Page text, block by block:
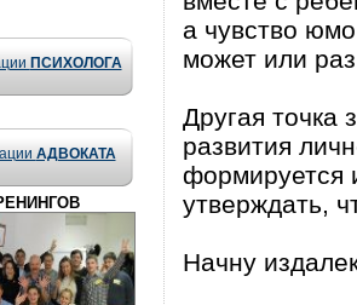
ПСИХОЛОГА
АДВОКАТА
а чувство
может или
Другая точка
развития
формируется
утверждать,
Начну